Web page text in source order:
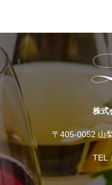
株式
〒405-0052 山
TEL